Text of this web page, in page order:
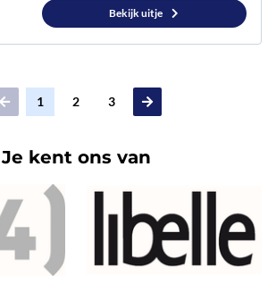
Bekijk uitje
1 2 3
Je kent ons van